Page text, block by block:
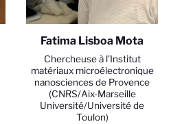
Fatima Lisboa Mota
Chercheuse à l’Institut
matériaux microélectronique
nanosciences de Provence
(CNRS/Aix-Marseille
Université/Université de
Toulon)